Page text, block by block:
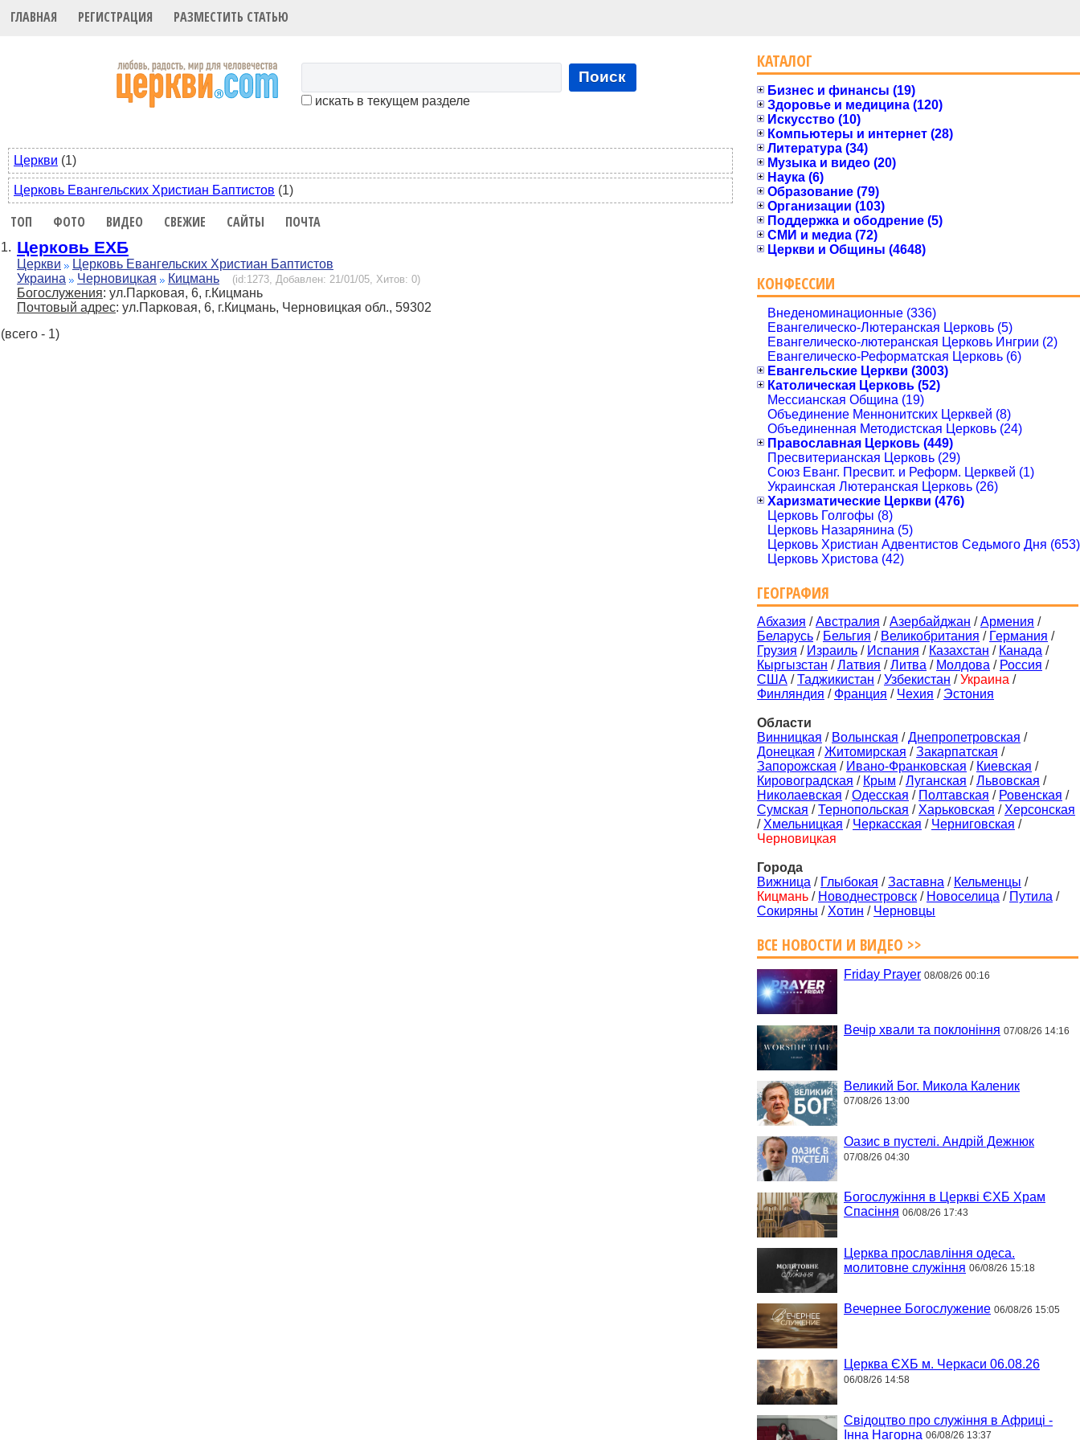
ГЛАВНАЯ РЕГИСТРАЦИЯ РАЗМЕСТИТЬ СТАТЬЮ
Поиск
искать в текущем разделе
Церкви (1)
Церковь Евангельских Христиан Баптистов (1)
ТОП ФОТО ВИДЕО СВЕЖИЕ САЙТЫ ПОЧТА
1. Церковь ЕХБ
Церкви
Церковь Евангельских Христиан Баптистов
Украина
Черновицкая Кицмань (id:1273, Добавлен: 21/01/05, Хитов: 0)
Богослужения: ул.Парковая, 6, г.Кицмань
Почтовый адрес: ул.Парковая, 6, г.Кицмань, Черновицкая обл., 59302
(всего - 1)
КАТАЛОГ
Бизнес и финансы (19)
Здоровье и медицина (120)
Искусство (10)
Компьютеры и интернет (28)
Литература (34)
Музыка и видео (20)
Наука (6)
Образование (79)
Организации (103)
Поддержка и ободрение (5)
СМИ и медиа (72)
Церкви и Общины (4648)
КОНФЕССИИ
Внеденоминационные (336)
Евангелическо-Лютеранская Церковь (5)
Евангелическо-лютеранская Церковь Ингрии (2)
Евангелическо-Реформатская Церковь (6)
Евангельские Церкви (3003)
Католическая Церковь (52)
Мессианская Община (19)
Объединение Меннонитских Церквей (8)
Объединенная Методистская Церковь (24)
Православная Церковь (449)
Пресвитерианская Церковь (29)
Союз Еванг. Пресвит. и Реформ. Церквей (1)
Украинская Лютеранская Церковь (26)
Харизматические Церкви (476)
Церковь Голгофы (8)
Церковь Назарянина (5)
Церковь Христиан Адвентистов Седьмого Дня (653)
Церковь Христова (42)
ГЕОГРАФИЯ
Абхазия /Австралия /Азербайджан /Армения /
Беларусь / Бельгия / Великобритания / Германия /
Грузия / Израиль / Испания / Казахстан / Канада /
Кыргызстан /Латвия /Литва / Молдова / Россия /
США /Таджикистан /Узбекистан /Украина /
Финляндия / Франция / Чехия / Эстония
Области
Винницкая / Волынская /Днепропетровская /
Донецкая /Житомирская /Закарпатская /
Запорожская / Ивано-Франковская / Киевская /
Кировоградская / Крым /Луганская /Львовская /
Николаевская /Одесская / Полтавская / Ровенская /
Сумская /Тернопольская / Харьковская / Херсонская
/ Хмельницкая / Черкасская / Черниговская /
Черновицкая
Города
Вижница / Глыбокая /Заставна / Кельменцы /
Кицмань / Новоднестровск / Новоселица / Путила /
Сокиряны / Хотин / Черновцы
ВСЕ НОВОСТИ И ВИДЕО >>
Friday Prayer 08/08/26 00:16
Вечір хвали та поклоніння 07/08/26 14:16
Великий Бог. Микола Каленик
07/08/26 13:00
Оазис в пустелі. Андрій Дежнюк
07/08/26 04:30
Богослужіння в Церкві ЄХБ Храм
Спасіння 06/08/26 17:43
Церква прославління одеса.
молитовне служіння 06/08/26 15:18
Вечернее Богослужение 06/08/26 15:05
Церква ЄХБ м. Черкаси 06.08.26
06/08/26 14:58
Свідоцтво про служіння в Африці -
Інна Нагорна 06/08/26 13:37